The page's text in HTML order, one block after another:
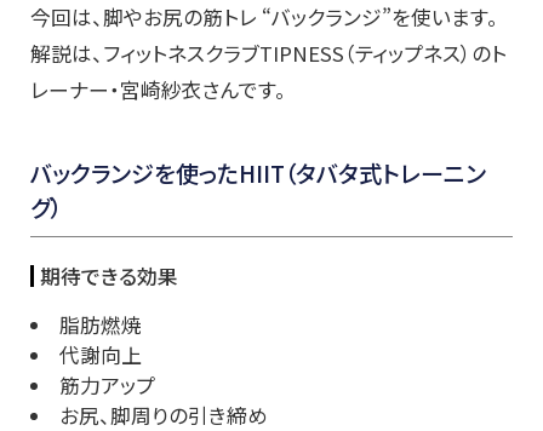
今回は、脚やお尻の筋トレ “バックランジ”を使います。
解説は、フィットネスクラブTIPNESS（ティップネス）のト
レーナー・宮崎紗衣さんです。
バックランジを使ったHIIT（タバタ式トレーニン
グ）
期待できる効果
脂肪燃焼
代謝向上
筋力アップ
お尻、脚周りの引き締め